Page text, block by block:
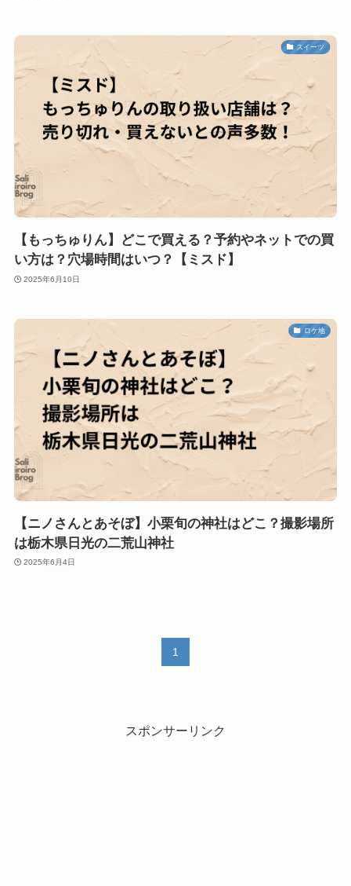
スイーツ
【もっちゅりん】どこで買える？予約やネットでの買
い方は？穴場時間はいつ？【ミスド】
2025年6月10日
ロケ地
【ニノさんとあそぼ】小栗旬の神社はどこ？撮影場所
は栃木県日光の二荒山神社
2025年6月4日
1
スポンサーリンク